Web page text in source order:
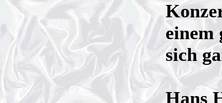
einem
sich
Hans